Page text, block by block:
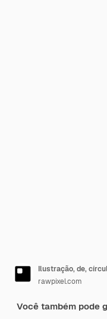
Ilustração, de,
rawpixel.com
Você também pode